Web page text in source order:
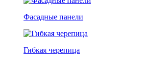
Фасадные панели
Гибкая черепица